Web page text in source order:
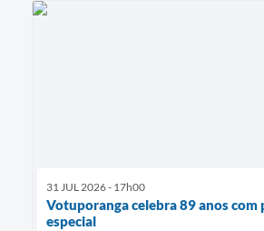
31 JUL 2026 - 17h00
Votuporanga celebra 89 anos com
especial